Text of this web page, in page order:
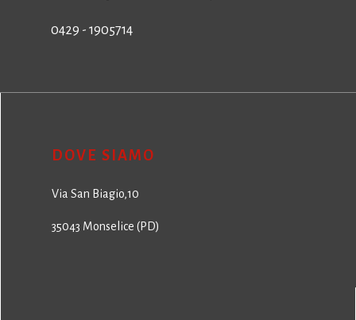
0429 - 1905714
DOVE SIAMO
Via San Biagio,10
35043 Monselice (PD)